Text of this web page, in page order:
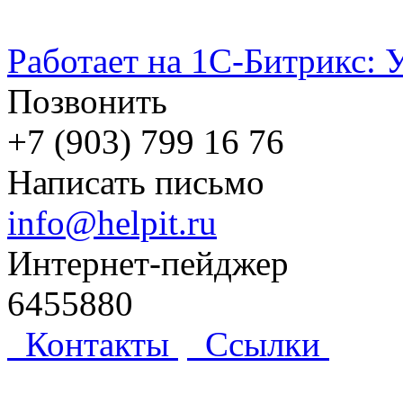
Работает на 1С-Битрикс:
Позвонить
+7 (903) 799 16 76
Написать письмо
info@helpit.ru
Интернет-пейджер
6455880
Контакты
Ссылки